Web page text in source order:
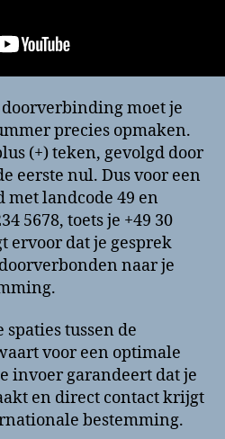
doorverbinding moet je
precies opmaken.
(+) teken, gevolgd door
eerste nul. Dus voor een
landcode 49 en
5678, toets je +49 30
ervoor dat je gesprek
naar je
spaties tussen de
voor een optimale
invoer garandeert dat je
en direct contact krijgt
bestemming.